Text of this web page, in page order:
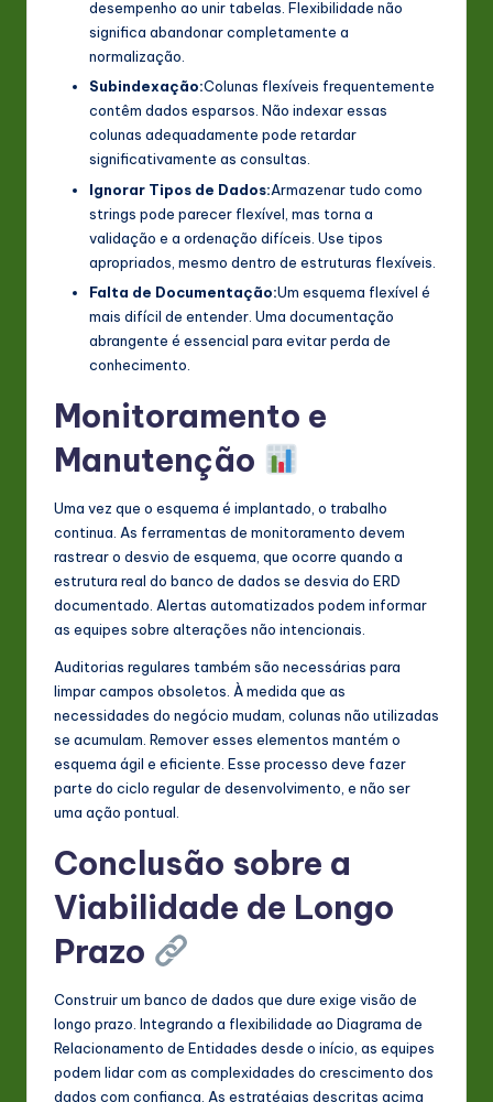
desempenho ao unir tabelas. Flexibilidade não
significa abandonar completamente a
normalização.
Subindexação:Colunas flexíveis frequentemente
contêm dados esparsos. Não indexar essas
colunas adequadamente pode retardar
significativamente as consultas.
Ignorar Tipos de Dados:Armazenar tudo como
strings pode parecer flexível, mas torna a
validação e a ordenação difíceis. Use tipos
apropriados, mesmo dentro de estruturas flexíveis.
Falta de Documentação:Um esquema flexível é
mais difícil de entender. Uma documentação
abrangente é essencial para evitar perda de
conhecimento.
Monitoramento e
Manutenção
Uma vez que o esquema é implantado, o trabalho
continua. As ferramentas de monitoramento devem
rastrear o desvio de esquema, que ocorre quando a
estrutura real do banco de dados se desvia do ERD
documentado. Alertas automatizados podem informar
as equipes sobre alterações não intencionais.
Auditorias regulares também são necessárias para
limpar campos obsoletos. À medida que as
necessidades do negócio mudam, colunas não utilizadas
se acumulam. Remover esses elementos mantém o
esquema ágil e eficiente. Esse processo deve fazer
parte do ciclo regular de desenvolvimento, e não ser
uma ação pontual.
Conclusão sobre a
Viabilidade de Longo
Prazo
Construir um banco de dados que dure exige visão de
longo prazo. Integrando a flexibilidade ao Diagrama de
Relacionamento de Entidades desde o início, as equipes
podem lidar com as complexidades do crescimento dos
dados com confiança. As estratégias descritas acima